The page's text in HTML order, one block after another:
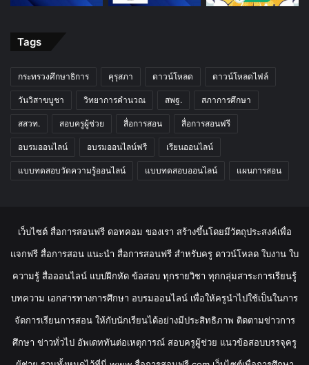
Tags
กระทรวงศึกษาธิการ คุรุสภา ดาวน์โหลด ดาวน์โหลดไฟล์
วันวิสาขบูชา วิทยาการคำนวณ สพฐ. สภาการศึกษา
สสวท. สอบครูผู้ช่วย สื่อการสอน สื่อการสอนฟรี
อบรมออนไลน์ อบรมออนไลน์ฟรี เรียนออนไลน์
แบบทดสอบวัดความรู้ออนไลน์ แบบทดสอบออนไลน์ แผนการสอน
เว็บไซต์ สื่อการสอนฟรี ดอทคอม ของเรา สร้างขึ้นโดยมีวัตถุประสงค์เพื่อ
แจกฟรี สื่อการสอน แนะนำ สื่อการสอนฟรี สำหรับครู ดาวน์โหลด ใบงาน ใบ
ความรู้ สื่อออนไลน์ แบบฝึกหัด ข้อสอบ ทุกรายวิชา ทุกกลุ่มสาระการเรียนรู้
บทความ เอกสารทางการศึกษา อบรมออนไลน์ เพื่อให้ครูนำไปใช้เป็นในการ
จัดการเรียนการสอน ให้กับนักเรียนได้อย่างมีประสิทธิภาพ ติดตามข่าวการ
ศึกษา ข่าวทั่วไป อัพเดททันต่อเหตุการณ์ สอบครูผู้ช่วย แนวข้อสอบบรรจุครู